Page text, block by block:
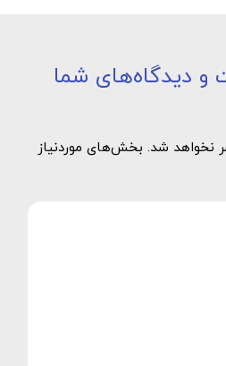
و دیدگاه‌های شما
نخواهد شد. بخش‌های موردنیاز